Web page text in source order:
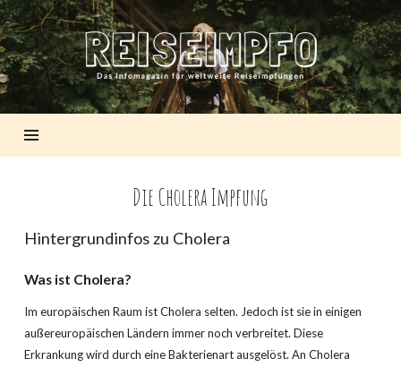
REISEIMPFO
Die Cholera Impfung
Hintergrundinfos zu Cholera
Was ist Cholera?
Im europäischen Raum ist Cholera selten. Jedoch ist sie in einigen
außereuropäischen Ländern immer noch verbreitet. Diese
Erkrankung wird durch eine Bakterienart ausgelöst. An Cholera